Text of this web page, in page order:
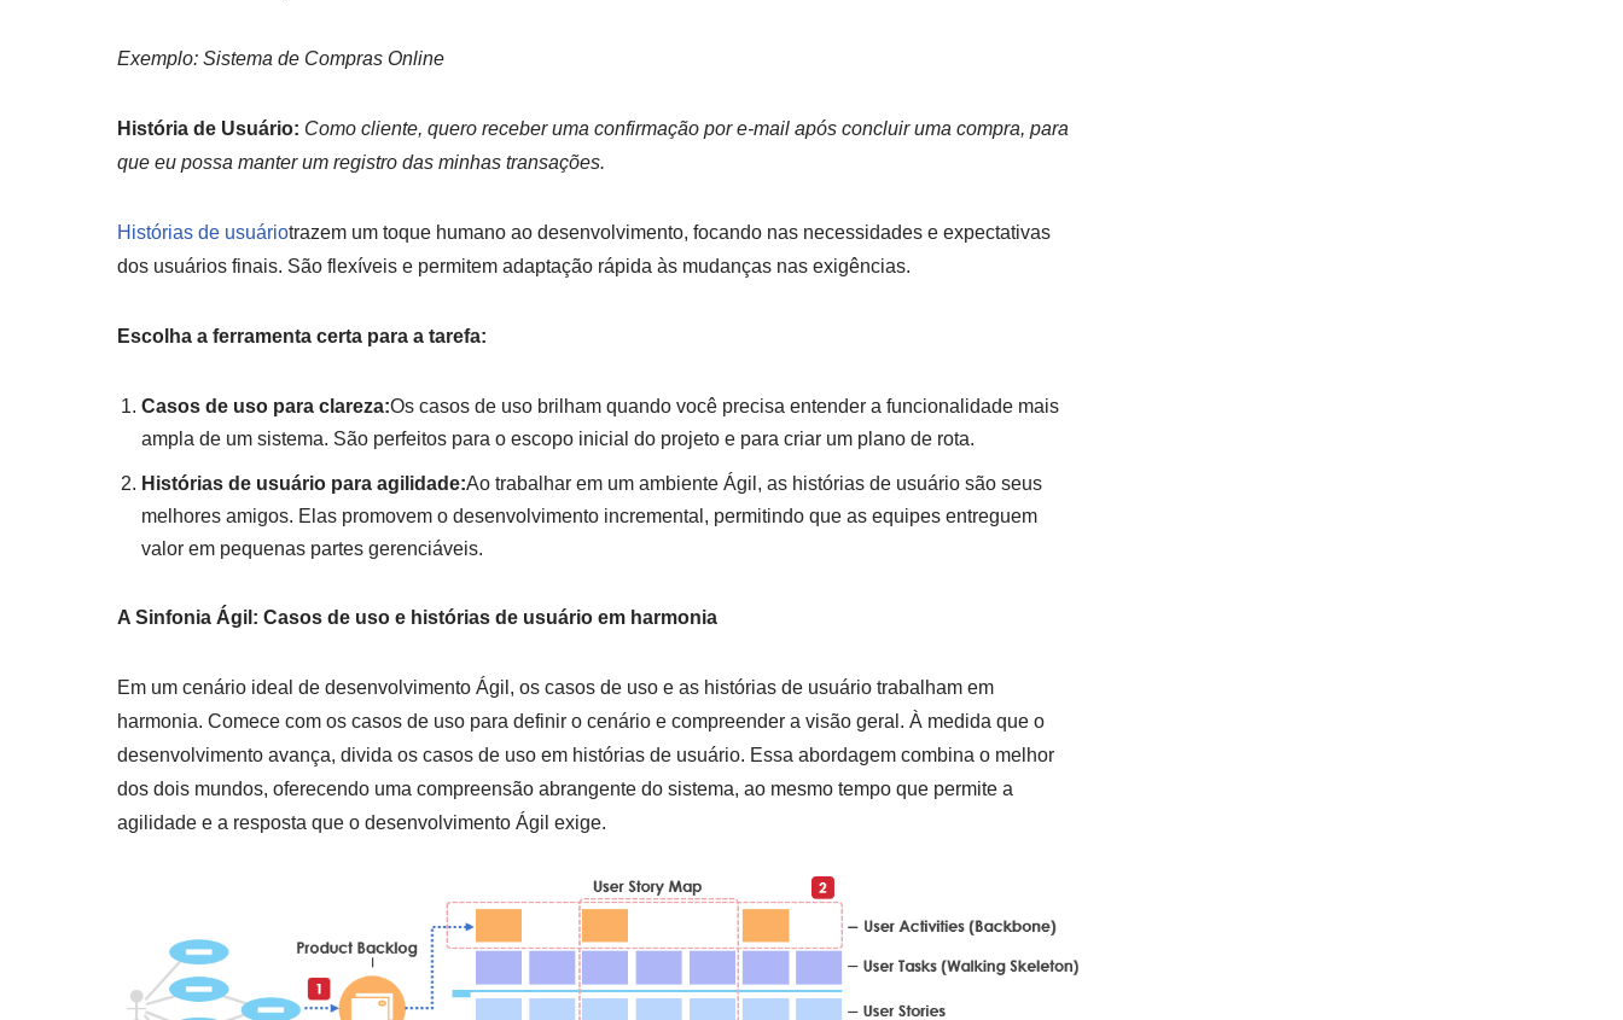
Exemplo: Sistema de Compras Online
História de Usuário: Como cliente, quero receber uma confirmação por e-mail após concluir uma compra, para
que eu possa manter um registro das minhas transações.
Histórias de usuáriotrazem um toque humano ao desenvolvimento, focando nas necessidades e expectativas
dos usuários finais. São flexíveis e permitem adaptação rápida às mudanças nas exigências.
Escolha a ferramenta certa para a tarefa:
Casos de uso para clareza:Os casos de uso brilham quando você precisa entender a funcionalidade mais
ampla de um sistema. São perfeitos para o escopo inicial do projeto e para criar um plano de rota.
Histórias de usuário para agilidade:Ao trabalhar em um ambiente Ágil, as histórias de usuário são seus
melhores amigos. Elas promovem o desenvolvimento incremental, permitindo que as equipes entreguem
valor em pequenas partes gerenciáveis.
A Sinfonia Ágil: Casos de uso e histórias de usuário em harmonia
Em um cenário ideal de desenvolvimento Ágil, os casos de uso e as histórias de usuário trabalham em
harmonia. Comece com os casos de uso para definir o cenário e compreender a visão geral. À medida que o
desenvolvimento avança, divida os casos de uso em histórias de usuário. Essa abordagem combina o melhor
dos dois mundos, oferecendo uma compreensão abrangente do sistema, ao mesmo tempo que permite a
agilidade e a resposta que o desenvolvimento Ágil exige.